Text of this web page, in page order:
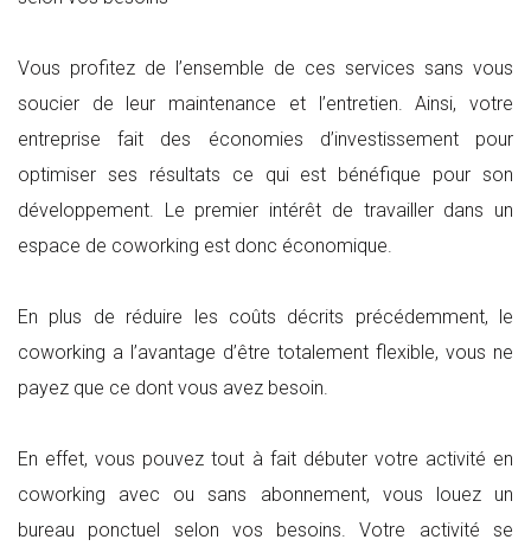
Vous profitez de l’ensemble de ces services sans vous
soucier de leur maintenance et l’entretien. Ainsi, votre
entreprise fait des économies d’investissement pour
optimiser ses résultats ce qui est bénéfique pour son
développement. Le premier intérêt de travailler dans un
espace de coworking est donc économique.
En plus de réduire les coûts décrits précédemment, le
coworking a l’avantage d’être totalement flexible, vous ne
payez que ce dont vous avez besoin.
En effet, vous pouvez tout à fait débuter votre activité en
coworking avec ou sans abonnement, vous louez un
bureau ponctuel selon vos besoins. Votre activité se